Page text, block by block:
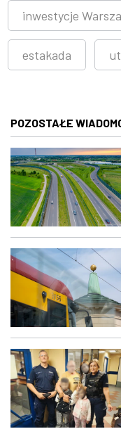
inwestycje
estakada
POZOSTAŁE